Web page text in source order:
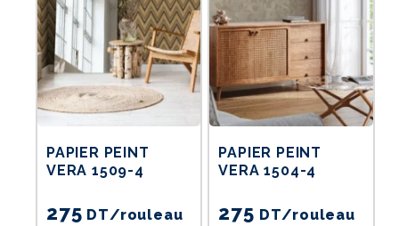
PAPIER PEINT
VERA 1509-4
275 DT/rouleau
PAPIER PEINT
VERA 1504-4
275 DT/rouleau